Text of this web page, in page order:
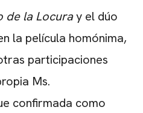
de la Locuray el dúo
la película homónima,
participaciones
Ms.
confirmada como